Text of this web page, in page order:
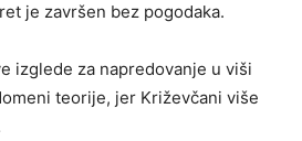
je završen bez pogodaka.
izglede za napredovanje u viši
teorije, jer Križevčani više